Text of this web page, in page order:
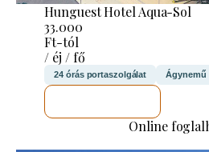
Hunguest Hotel Aqua-Sol
33.000
Ft-tól
/ éj / fő
24 órás portaszolgálat Ágynemű
Online